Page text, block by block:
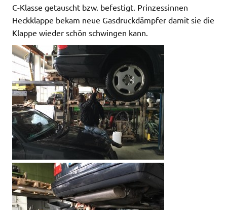
C-Klasse getauscht bzw. befestigt. Prinzessinnen
Heckklappe bekam neue Gasdruckdämpfer damit sie die
Klappe wieder schön schwingen kann.